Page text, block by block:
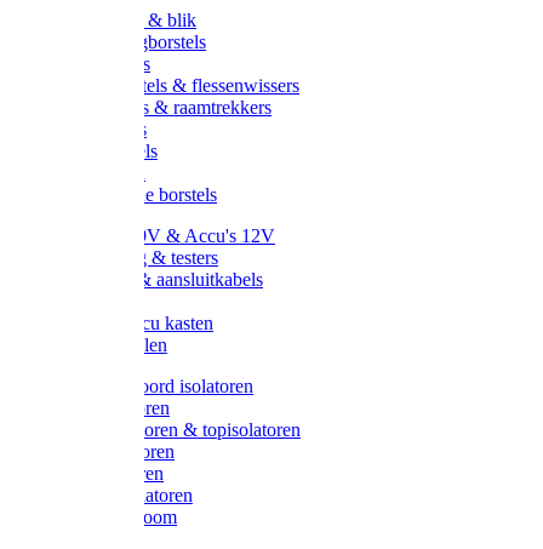
Handveger & blik
Voetenveegborstels
Handvegers
Afwasborstels & flessenwissers
Wasborstels & raamtrekkers
Tonborstels
Werkborstels
Hygienische borstels
Batterijen 9V & Accu's 12V
Beveiliging & testers
Kabelsets & aansluitkabels
Metalen accu kasten
Zonnepanelen
Draad & koord isolatoren
Ringisolatoren
Extra isolatoren & topisolatoren
Hoekisolatoren
Lintisolatoren
Afstandisolatoren
Isolatorenboom